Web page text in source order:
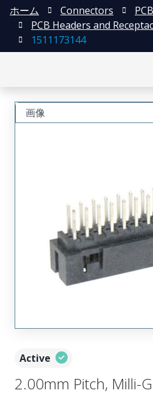
ホーム Connectors
PCB Headers and
1511173144
Active
2.00mm Pitch, Milli-
画像